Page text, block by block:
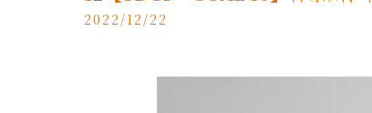
2022/12/22